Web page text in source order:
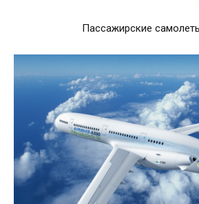
Пассажирские